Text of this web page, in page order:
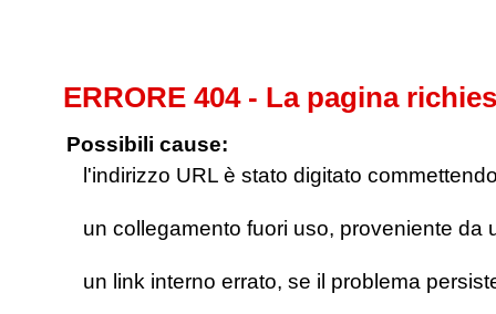
ERRORE 404 - La pagina
Possibili cause:
l'indirizzo URL è stato digitato
un collegamento fuori uso, proveniente da
un link interno errato, se il problema